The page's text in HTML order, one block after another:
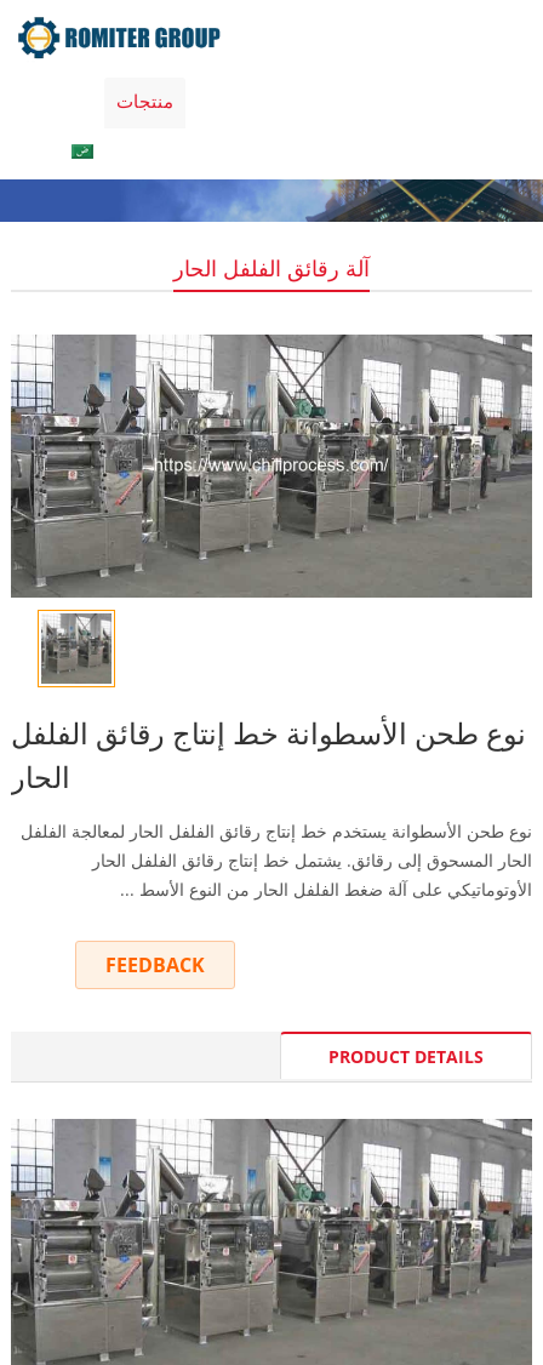
منتجات
آلة رقائق الفلفل الحار
نوع طحن الأسطوانة خط إنتاج رقائق الفلفل
الحار
نوع طحن الأسطوانة يستخدم خط إنتاج رقائق الفلفل الحار لمعالجة الفلفل
الحار المسحوق إلى رقائق. يشتمل خط إنتاج رقائق الفلفل الحار
الأوتوماتيكي على آلة ضغط الفلفل الحار من النوع الأسط ...
FEEDBACK
PRODUCT DETAILS